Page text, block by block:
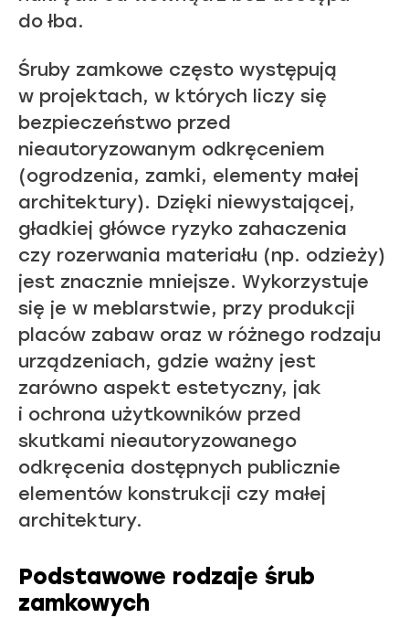
do łba.
Śruby zamkowe często występują
w projektach, w których liczy się
bezpieczeństwo przed
nieautoryzowanym odkręceniem
(ogrodzenia, zamki, elementy małej
architektury). Dzięki niewystającej,
gładkiej główce ryzyko zahaczenia
czy rozerwania materiału (np. odzieży)
jest znacznie mniejsze. Wykorzystuje
się je w meblarstwie, przy produkcji
placów zabaw oraz w różnego rodzaju
urządzeniach, gdzie ważny jest
zarówno aspekt estetyczny, jak
i ochrona użytkowników przed
skutkami nieautoryzowanego
odkręcenia dostępnych publicznie
elementów konstrukcji czy małej
architektury.
Podstawowe rodzaje śrub
zamkowych